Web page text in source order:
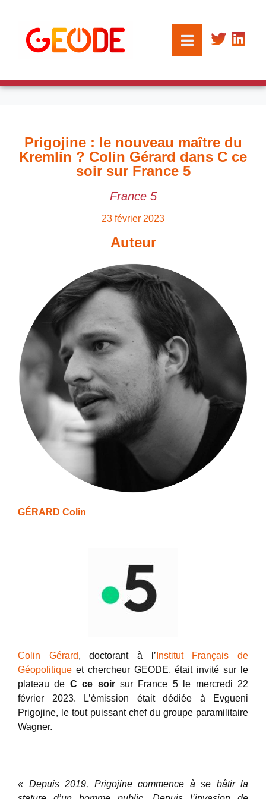
Prigojine : le nouveau maître du
Kremlin ? Colin Gérard dans C ce
soir sur France 5
France 5
23 février 2023
Auteur
GÉRARD Colin
Colin Gérard, doctorant à l’ Institut Français de
Géopolitique et chercheur GEODE, était invité sur le
plateau de C ce soirsur France 5 le mercredi 22
février 2023. L’émission était dédiée à Evgueni
Prigojine, le tout puissant chef du groupe paramilitaire
Wagner.
« Depuis 2019, Prigojine commence à se bâtir la